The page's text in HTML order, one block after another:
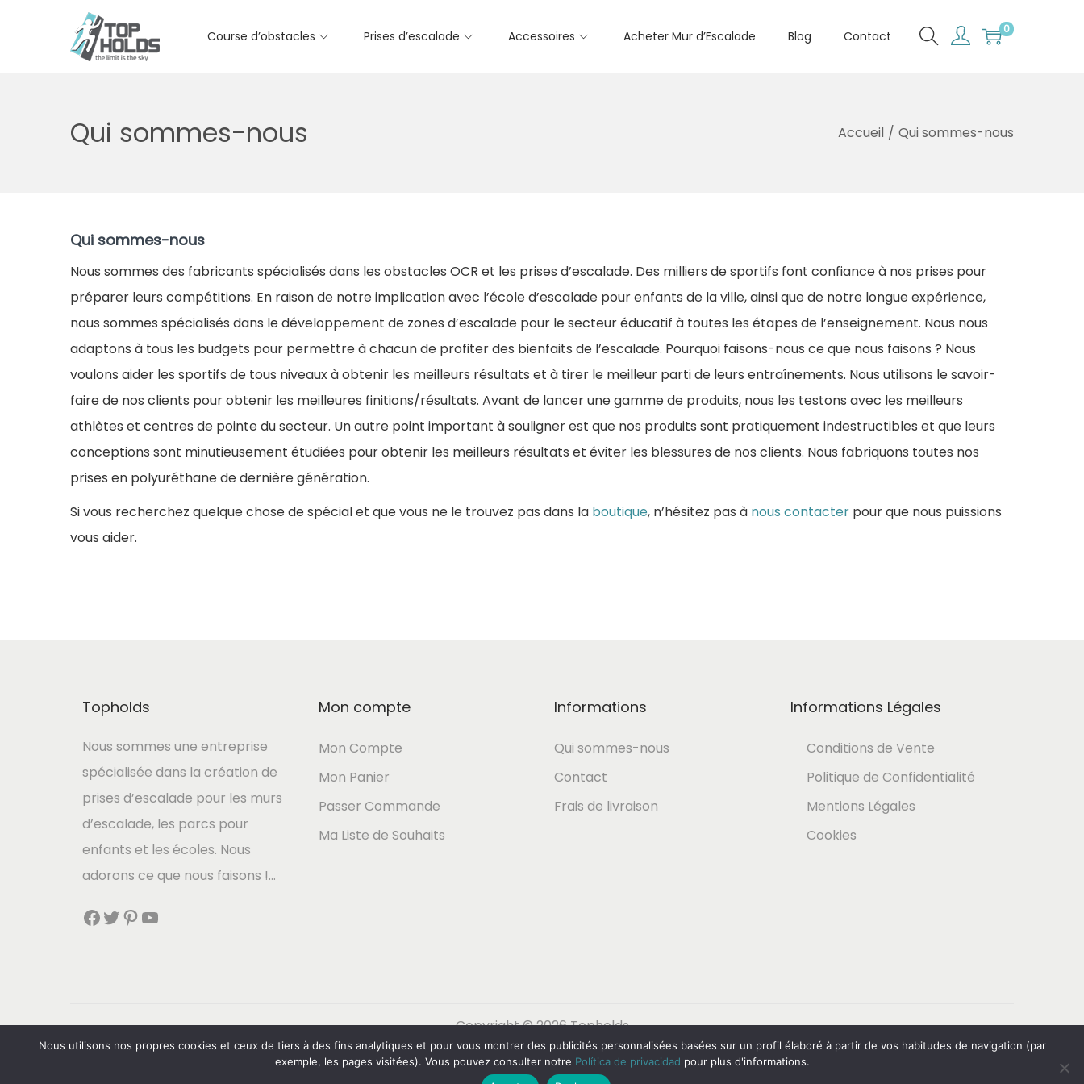
P
s
n
a
v
i
g
a
t
i
o
n
P
s
o
n
t
e
n
u
Course d’obstacles Prises d’escalade Accessoires Acheter Mur d’Escalade Blog Contact 0
Qui sommes-nous Accueil / Qui sommes-nous
Qui sommes-nous
Nous sommes des fabricants spécialisés dans les obstacles OCR et les prises d’escalade. Des milliers de sportifs font confiance à nos prises pour
préparer leurs compétitions. En raison de notre implication avec l’école d’escalade pour enfants de la ville, ainsi que de notre longue expérience,
nous sommes spécialisés dans le développement de zones d’escalade pour le secteur éducatif à toutes les étapes de l’enseignement. Nous nous
adaptons à tous les budgets pour permettre à chacun de profiter des bienfaits de l’escalade. Pourquoi faisons-nous ce que nous faisons ? Nous
voulons aider les sportifs de tous niveaux à obtenir les meilleurs résultats et à tirer le meilleur parti de leurs entraînements. Nous utilisons le savoir-
faire de nos clients pour obtenir les meilleures finitions/résultats. Avant de lancer une gamme de produits, nous les testons avec les meilleurs
athlètes et centres de pointe du secteur. Un autre point important à souligner est que nos produits sont pratiquement indestructibles et que leurs
conceptions sont minutieusement étudiées pour obtenir les meilleurs résultats et éviter les blessures de nos clients. Nous fabriquons toutes nos
prises en polyuréthane de dernière génération.
Si vous recherchez quelque chose de spécial et que vous ne le trouvez pas dans la boutique, n’hésitez pas à nous contacter pour que nous puissions
vous aider.
Topholds
Nous sommes une entreprise
spécialisée dans la création de
prises d’escalade pour les murs
d’escalade, les parcs pour
enfants et les écoles. Nous
adorons ce que nous faisons !…
Facebook Twitter Pinterest YouTube
Mon compte
Mon Compte
Mon Panier
Passer Commande
Ma Liste de Souhaits
Informations
Qui sommes-nous
Contact
Frais de livraison
Informations Légales
Conditions de Vente
Politique de Confidentialité
Mentions Légales
Cookies
Copyright © 2026Topholds
Anglais) Nederlands (Néerlandais) Français Deutsch(Allemand) Italiano
Nous utilisons nos propres cookies et ceux de tiers à des fins analytiques et pour vous montrer des publicités personnalisées basées sur un profil élaboré à partir de vos habitudes de navigation (par
exemple, les pages visitées). Vous pouvez consulter notre Política de privacidad pour plus d'informations.